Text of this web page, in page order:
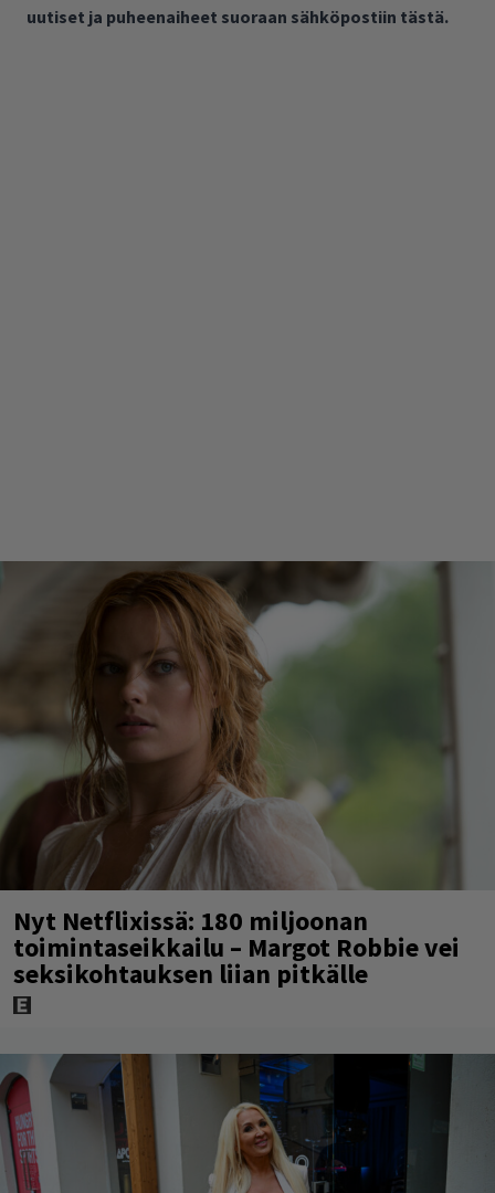
uutiset ja puheenaiheet suoraan sähköpostiin tästä.
Nyt Netflixissä: 180 miljoonan
toimintaseikkailu – Margot Robbie vei
seksikohtauksen liian pitkälle